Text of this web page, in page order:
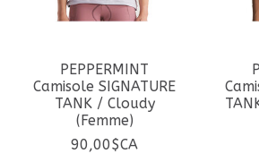
PEPPERMINT
Camisole SIGNATURE
TANK / Cloudy
(Femme)
90,00$CA